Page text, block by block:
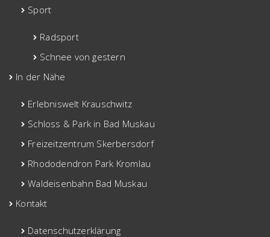
Sport
Radsport
Schnee von gestern
In der Nähe
Erlebniswelt Krauschwitz
Schloss & Park in Bad Muskau
Freizeitzentrum Skerbersdorf
Rhododendron Park Kromlau
Waldeisenbahn Bad Muskau
Kontakt
Datenschutzerklärung